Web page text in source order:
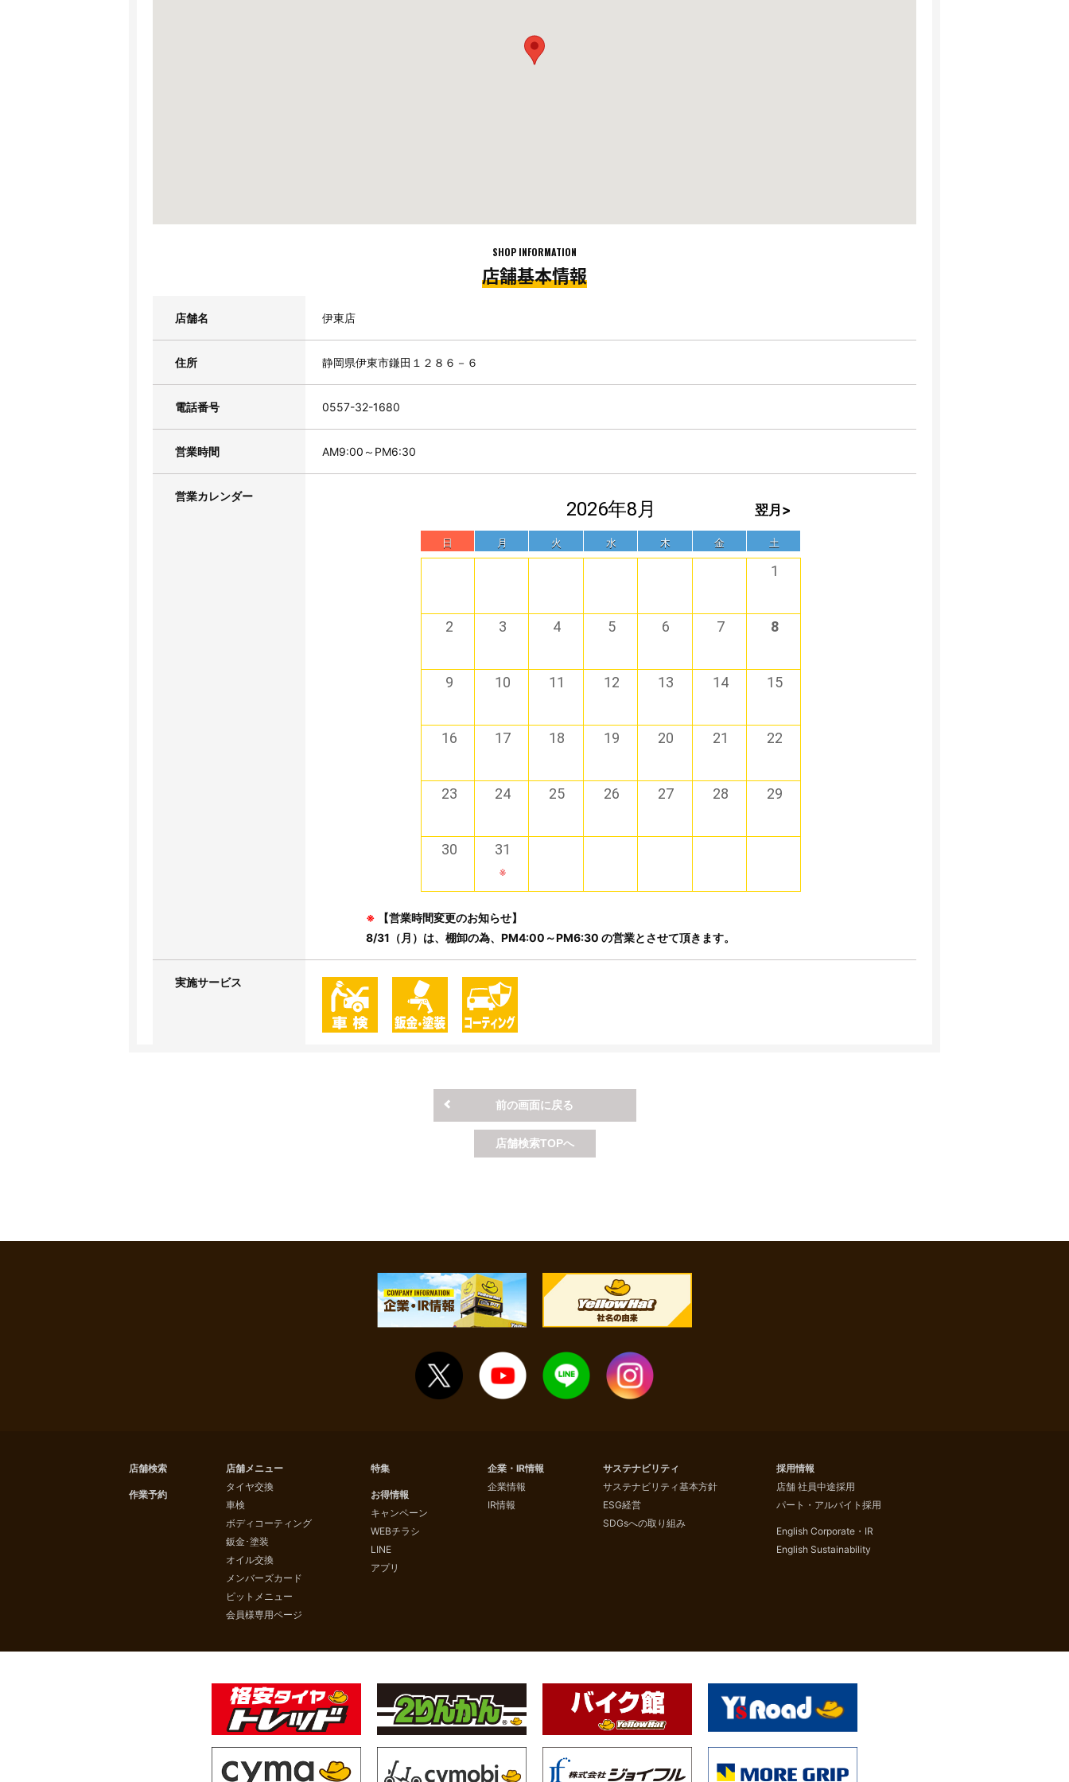
SHOP INFORMATION
店舗基本情報
店舗名 伊東店
住所 静岡県伊東市鎌田１２８６－６
電話番号 0557-32-1680
営業時間 AM9:00～PM6:30
営業カレンダー
2026年8月 翌月>
日 月 火 水 木 金 土
1
2 3 4 5 6 7 8
9 10 11 12 13 14 15
16 17 18 19 20 21 22
23 24 25 26 27 28 29
30 31
※
※ 【営業時間変更のお知らせ】
8/31（月）は、棚卸の為、PM4:00～PM6:30 の営業とさせて頂きます。
実施サービス
前の画面に戻る
店舗検索TOPへ
店舗検索
作業予約
店舗メニュー
タイヤ交換
車検
ボディコーティング
鈑金･塗装
オイル交換
メンバーズカード
ピットメニュー
会員様専用ページ
特集
お得情報
キャンペーン
WEBチラシ
LINE
アプリ
企業・IR情報
企業情報
IR情報
サステナビリティ
サステナビリティ基本方針
ESG経営
SDGsへの取り組み
採用情報
店舗 社員中途採用
パート・アルバイト採用
English Corporate・IR
English Sustainability